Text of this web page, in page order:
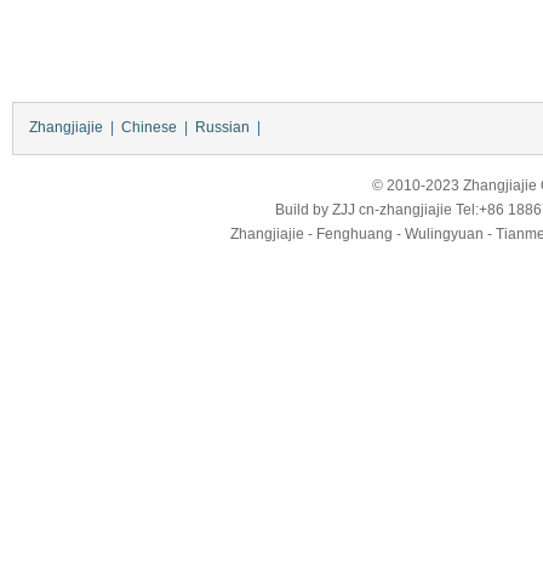
Zhangjiajie Chinese Russian
© 2010-2023 Zhangjiajie
Build by ZJJ cn-zhangjiajie Tel:+86
Zhangjiajie - Fenghuang - Wulingyuan -